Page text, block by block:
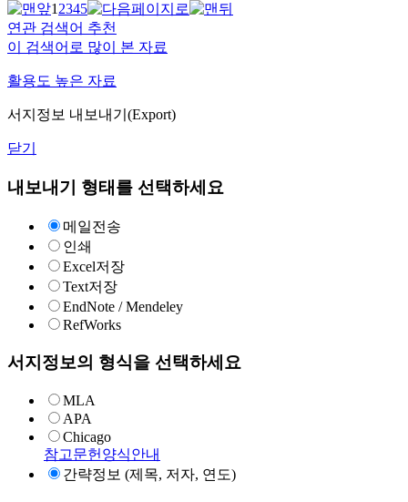
12345
연관 검색어 추천
이 검색어로 많이 본 자료
활용도 높은 자료
서지정보 내보내기(Export)
닫기
내보내기 형태를 선택하세요
메일전송
인쇄
Excel저장
Text저장
EndNote / Mendeley
RefWorks
서지정보의 형식을 선택하세요
MLA
APA
Chicago
참고문헌양식안내
간략정보 (제목, 저자, 연도)